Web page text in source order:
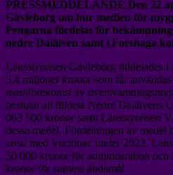
PRESSMEDDELANDE Den 22
Gävleborg om hur medlen för
Pengarna fördelas för
nedre Dalälven samt i Forshaga
Länsstyrelsen Gävleborg tilldelades
5,4 miljoner kronor som får
massförekomst av
beslutat att tilldela Nedre
063 500 kronor samt Länsstyrelsen
dessa medel. Fördelningen av medel
areal med Vectobac under 2023.
50 000 kronor för administration och
kronor för samma ändamål.